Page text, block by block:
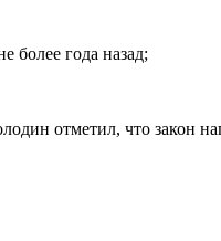
более года назад;
отметил, что закон